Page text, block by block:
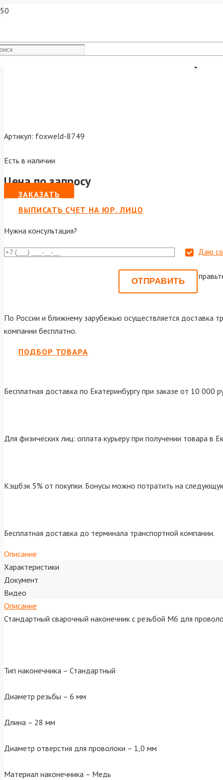
Наконечник M6х28х1.0
Артикул: foxweld-8749
Есть в наличии
Цена по запросу
ЗАКАЗАТЬ
ВЫПИСАТЬ СЧЕТ НА ЮР. ЛИЦО
Нужна консультация?
Даю
Или
По России и ближнему зарубежью осуществляется доставка
компании бесплатно.
ПОДБОР ТОВАРА
Бесплатная доставка по Екатеринбургу при заказе от 10 000
Для физических лиц: оплата курьеру при получении товара в
Кэшбэк 5% от покупки. Бонусы можно потратить на
Бесплатная доставка до терминала транспортной компании.
Описание
Характеристики
Документ
Видео
Описание
Стандартный сварочный наконечник с резьбой М6 для
Тип наконечника – Стандартный
Диаметр резьбы – 6 мм
Длина – 28 мм
Диаметр отверстия для проволоки – 1,0 мм
Материал наконечника – Медь